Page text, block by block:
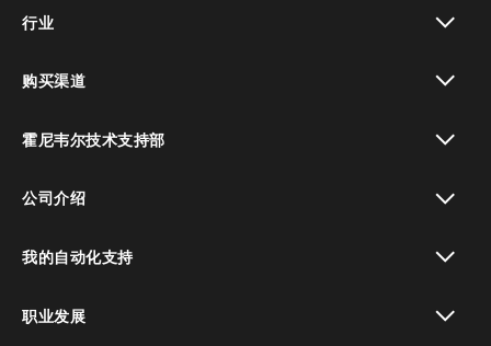
行业
购买渠道
霍尼韦尔技术支持部
公司介绍
我的自动化支持
职业发展